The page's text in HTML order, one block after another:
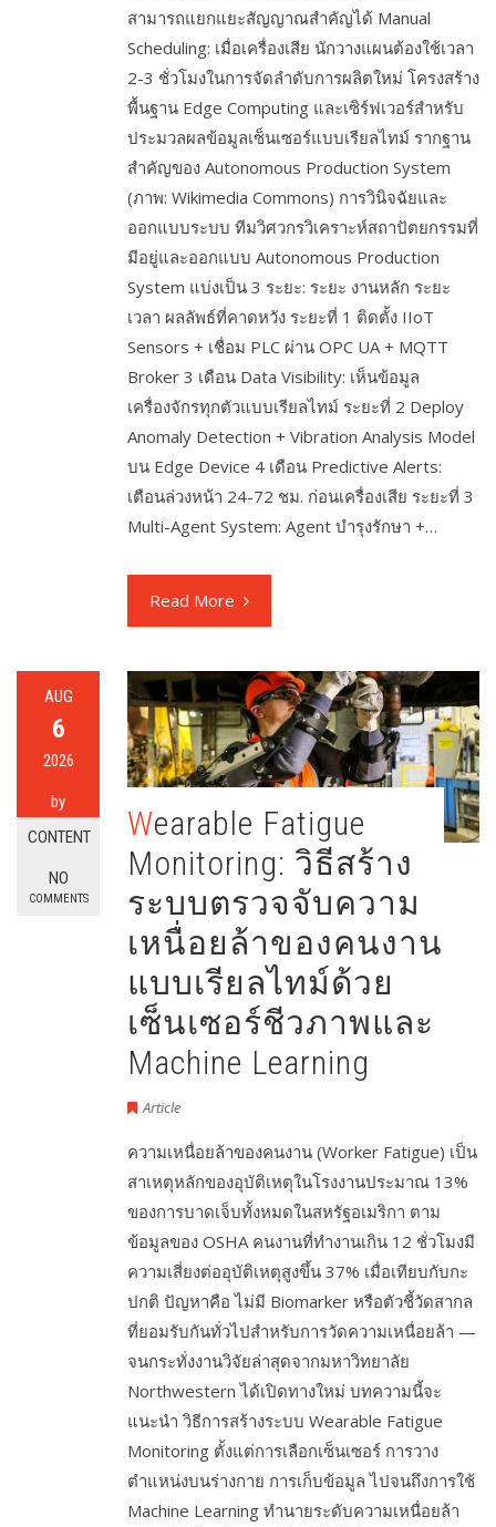
สามารถแยกแยะสัญญาณสำคัญได้ Manual
Scheduling: เมื่อเครื่องเสีย นักวางแผนต้องใช้เวลา
2-3 ชั่วโมงในการจัดลำดับการผลิตใหม่ โครงสร้าง
พื้นฐาน Edge Computing และเซิร์ฟเวอร์สำหรับ
ประมวลผลข้อมูลเซ็นเซอร์แบบเรียลไทม์ รากฐาน
สำคัญของ Autonomous Production System
(ภาพ: Wikimedia Commons) การวินิจฉัยและ
ออกแบบระบบ ทีมวิศวกรวิเคราะห์สถาปัตยกรรมที่
มีอยู่และออกแบบ Autonomous Production
System แบ่งเป็น 3 ระยะ: ระยะ งานหลัก ระยะ
เวลา ผลลัพธ์ที่คาดหวัง ระยะที่ 1 ติดตั้ง IIoT
Sensors + เชื่อม PLC ผ่าน OPC UA + MQTT
Broker 3 เดือน Data Visibility: เห็นข้อมูล
เครื่องจักรทุกตัวแบบเรียลไทม์ ระยะที่ 2 Deploy
Anomaly Detection + Vibration Analysis Model
บน Edge Device 4 เดือน Predictive Alerts:
เตือนล่วงหน้า 24-72 ชม. ก่อนเครื่องเสีย ระยะที่ 3
Multi-Agent System: Agent บำรุงรักษา +…
Read More
AUG
6
2026
by
CONTENT
NO
COMMENTS
Wearable Fatigue
Monitoring: วิธีสร้าง
ระบบตรวจจับความ
เหนื่อยล้าของคนงาน
แบบเรียลไทม์ด้วย
เซ็นเซอร์ชีวภาพและ
Machine Learning
Article
ความเหนื่อยล้าของคนงาน (Worker Fatigue) เป็น
สาเหตุหลักของอุบัติเหตุในโรงงานประมาณ 13%
ของการบาดเจ็บทั้งหมดในสหรัฐอเมริกา ตาม
ข้อมูลของ OSHA คนงานที่ทำงานเกิน 12 ชั่วโมงมี
ความเสี่ยงต่ออุบัติเหตุสูงขึ้น 37% เมื่อเทียบกับกะ
ปกติ ปัญหาคือ ไม่มี Biomarker หรือตัวชี้วัดสากล
ที่ยอมรับกันทั่วไปสำหรับการวัดความเหนื่อยล้า —
จนกระทั่งงานวิจัยล่าสุดจากมหาวิทยาลัย
Northwestern ได้เปิดทางใหม่ บทความนี้จะ
แนะนำ วิธีการสร้างระบบ Wearable Fatigue
Monitoring ตั้งแต่การเลือกเซ็นเซอร์ การวาง
ตำแหน่งบนร่างกาย การเก็บข้อมูล ไปจนถึงการใช้
Machine Learning ทำนายระดับความเหนื่อยล้า